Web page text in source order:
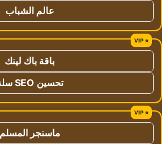
عالم الشباب
باقة باك لينك
تحسين SEO سلة
ماسنجر المسلم